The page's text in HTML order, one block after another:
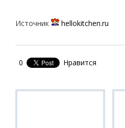
Источник hellokitchen.ru
0 Нравится